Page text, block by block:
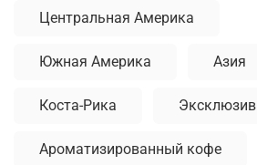
Центральная Америка
Южная Америка Азия
Коста-Рика Эксклюзив
Ароматизированный кофе